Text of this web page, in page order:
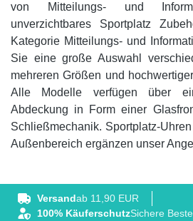
von Mitteilungs- und
unverzichtbares Sportplatz
Kategorie Mitteilungs- und
Sie eine große Auswahl
mehreren Größen und
Alle Modelle verfügen über
Abdeckung in Form einer
Schließmechanik. Sportplatz-
Außenbereich ergänzen unser
Versandab 11,90 EUR
100% KäuferschutzSichere